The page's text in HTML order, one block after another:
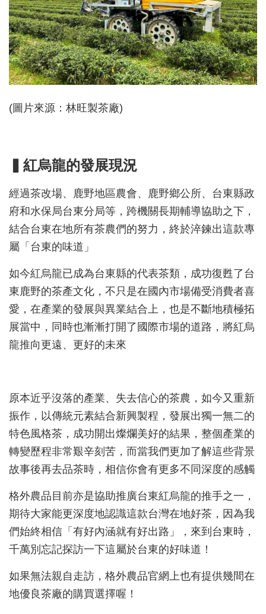
(圖片來源：林旺製茶廠)
▍紅烏龍的發展現況
經過茶改場、鹿野地區農會、鹿野鄉公所、台東縣政
府和水保局台東分局等，跨機關長期輔導協助之下，
結合台東在地所有茶農們的努力，終於淬鍊出這款專
屬「台東的味道」
如今紅烏龍已成為台東縣的代表茶類，成功復甦了台
東鹿野的茶產文化，不只是在國內市場備受消費者喜
愛，在產業的發展與異業結合上，也是不斷地積極拓
展當中，同時也漸漸打開了國際市場的道路，將紅烏
龍推向更遠、更好的未來
原本近乎沒落的產業、失去信心的茶農，如今又重新
振作，以傳統元素結合新興製程，發展出獨一無二的
特色風格茶，成功開出燦爛美好的結果，整個產業的
轉變歷程非常艱辛刻苦，而當我們更加了解這些背景
故事後再去品茶時，相信你會有更多不同深度的感觸
格外農品目前亦是協助推廣台東紅烏龍的推手之一，
期待大家能更深度地認識這款台灣在地好茶，因為我
們始終相信「有好內涵就有好出路」，來到台東時，
千萬別忘記探訪一下這屬於台東的好味道！
如果無法親自走訪，格外農品官網上也有提供幾間在
地優良茶廠的購買選擇喔！